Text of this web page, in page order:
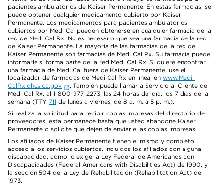
pacientes ambulatorios de Kaiser Permanente. En estas farmacias, se
puede obtener cualquier medicamento cubierto por Kaiser
Permanente. Los medicamentos para pacientes ambulatorios
cubiertos por Medi Cal pueden obtenerse en cualquier farmacia de la
red de Medi Cal Rx. No es necesario que sea una farmacia de la red
de Kaiser Permanente. La mayoría de las farmacias de la red de
Kaiser Permanente son farmacias de Medi Cal Rx. Su farmacia puede
informarle si forma parte de la red Medi Cal Rx. Si quiere encontrar
una farmacia de Medi Cal fuera de Kaiser Permanente, use el
localizador de farmacias de Medi Cal Rx en línea, en www.Medi-
CalRx.dhcs.ca.gov
. También puede llamar a Servicio al Cliente de
Medi Cal Rx, al 1-800-977-2273, las 24 horas del día, los 7 días de la
semana (TTY 711 de lunes a viernes, de 8 a. m. a 5 p. m.).
Si realiza la solicitud para recibir copias impresas del directorio de
proveedores, esta permanece hasta que usted abandone Kaiser
Permanente o solicite que dejen de enviarle las copias impresas.
Los afiliados de Kaiser Permanente tienen el mismo y completo
acceso a los servicios cubiertos, incluidos los afiliados con alguna
discapacidad, como lo exige la Ley Federal de Americanos con
Discapacidades (Federal Americans with Disabilities Act) de 1990, y
la sección 504 de la Ley de Rehabilitación (Rehabilitation Act) de
1973.